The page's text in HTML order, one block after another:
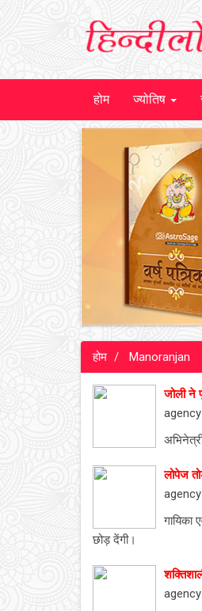
होम ज्योतिष
होम Manoranjan
जोली ने
agency
लोपेज
agency
छोड़ देंगी।
agency